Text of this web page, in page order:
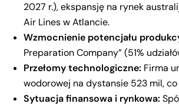
2027 r.), ekspansję na rynek
Air Lines w Atlancie.
Wzmocnienie potencjału
Preparation Company” (51%
Przełomy technologiczne: Firma
wodorowej na dystansie 523 mil,
Sytuacja finansowa i rynkowa: